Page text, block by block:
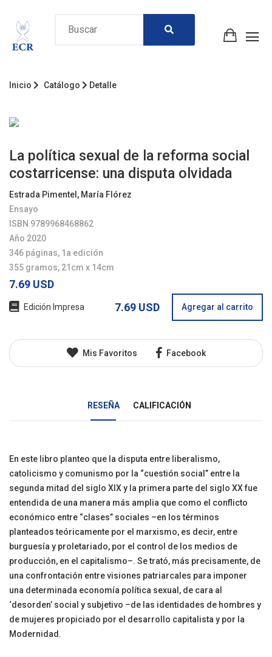
Inicio Catálogo Detalle
La política sexual de la reforma social
costarricense: una disputa olvidada
Estrada Pimentel, María Flórez
Ensayo
ISBN 9789968468862
Año 2020
346 páginas, 1a edición
355 gramos, 21cm x 14cm
7.69 USD
Edición Impresa 7.69 USD Agregar al carrito
Mis Favoritos Facebook
RESEÑA CALIFICACIÓN
En este libro planteo que la disputa entre liberalismo,
catolicismo y comunismo por la “cuestión social” entre la
segunda mitad del siglo XIX y la primera parte del siglo XX fue
entendida de una manera más amplia que como el conflicto
económico entre “clases” sociales –en los términos
planteados teóricamente por el marxismo, es decir, entre
burguesía y proletariado, por el control de los medios de
producción, en el capitalismo–. Se trató, más precisamente, de
una confrontación entre visiones patriarcales para imponer
una determinada economía política sexual, de cara al
‘desorden’ social y subjetivo –de las identidades de hombres y
de mujeres propiciado por el desarrollo capitalista y por la
Modernidad.